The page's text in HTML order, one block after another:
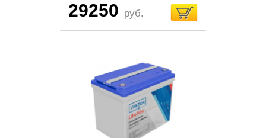
29250 руб.